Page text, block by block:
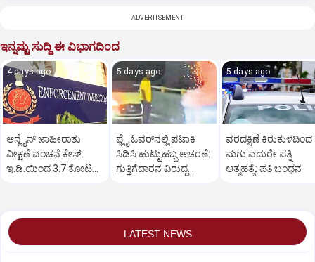
ADVERTISEMENT
ಇನ್ನಷ್ಟು ಸುದ್ದಿ ಈ ವಿಭಾಗದಿಂದ
4 days ago
ಆನ್ಲೈನ್ ಜಾಹೀರಾತು
ವೀಕ್ಷಣೆ ವಂಚನೆ ಕೇಸ್‌:
ಇ.ಡಿ.ಯಿಂದ 3.7 ಕೋಟಿ
5 days ago
ಫ್ಲೈ ಓವರ್‌ನಲ್ಲಿ ಪಟಾಕಿ
ಸಿಡಿಸಿ ಹುಟ್ಟುಹಬ್ಬ ಆಚರಣೆ:
ಗುತ್ತಿಗೆದಾರನ ವಿರುದ್ಧ
5 days ago
ವರದಕ್ಷಿಣೆ ಕಿರುಕುಳದಿಂದ
ಮಗು ಎದುರೇ ಪತ್ನಿ
ಆತ್ಮಹತ್ಯೆ: ಪತಿ ಬಂಧನ
LATEST NEWS